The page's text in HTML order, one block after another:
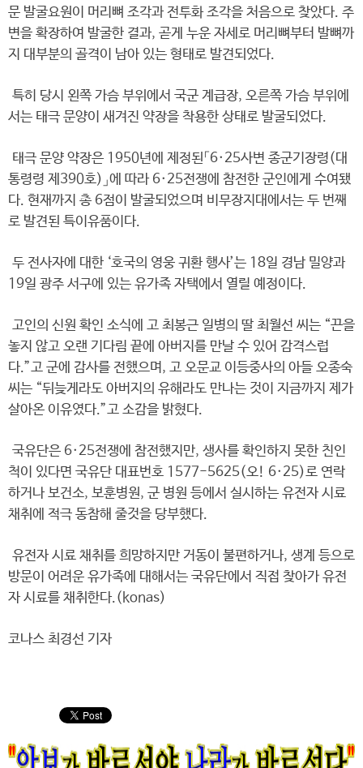
문 발굴요원이 머리뼈 조각과 전투화 조각을 처음으로 찾았다. 주
변을 확장하여 발굴한 결과, 곧게 누운 자세로 머리뼈부터 발뼈까
지 대부분의 골격이 남아 있는 형태로 발견되었다.
특히 당시 왼쪽 가슴 부위에서 국군 계급장, 오른쪽 가슴 부위에
서는 태극 문양이 새겨진 약장을 착용한 상태로 발굴되었다.
태극 문양 약장은 1950년에 제정된「6·25사변 종군기장령(대
통령령 제390호)」에 따라 6·25전쟁에 참전한 군인에게 수여됐
다. 현재까지 총 6점이 발굴되었으며 비무장지대에서는 두 번째
로 발견된 특이유품이다.
두 전사자에 대한 ‘호국의 영웅 귀환 행사’는 18일 경남 밀양과
19일 광주 서구에 있는 유가족 자택에서 열릴 예정이다.
고인의 신원 확인 소식에 고 최봉근 일병의 딸 최월선 씨는 “끈을
놓지 않고 오랜 기다림 끝에 아버지를 만날 수 있어 감격스럽
다.”고 군에 감사를 전했으며, 고 오문교 이등중사의 아들 오종숙
씨는 “뒤늦게라도 아버지의 유해라도 만나는 것이 지금까지 제가
살아온 이유였다.”고 소감을 밝혔다.
국유단은 6·25전쟁에 참전했지만, 생사를 확인하지 못한 친인
척이 있다면 국유단 대표번호 1577-5625(오! 6·25)로 연락
하거나 보건소, 보훈병원, 군 병원 등에서 실시하는 유전자 시료
채취에 적극 동참해 줄것을 당부했다.
유전자 시료 채취를 희망하지만 거동이 불편하거나, 생계 등으로
방문이 어려운 유가족에 대해서는 국유단에서 직접 찾아가 유전
자 시료를 채취한다.(konas)
코나스 최경선 기자